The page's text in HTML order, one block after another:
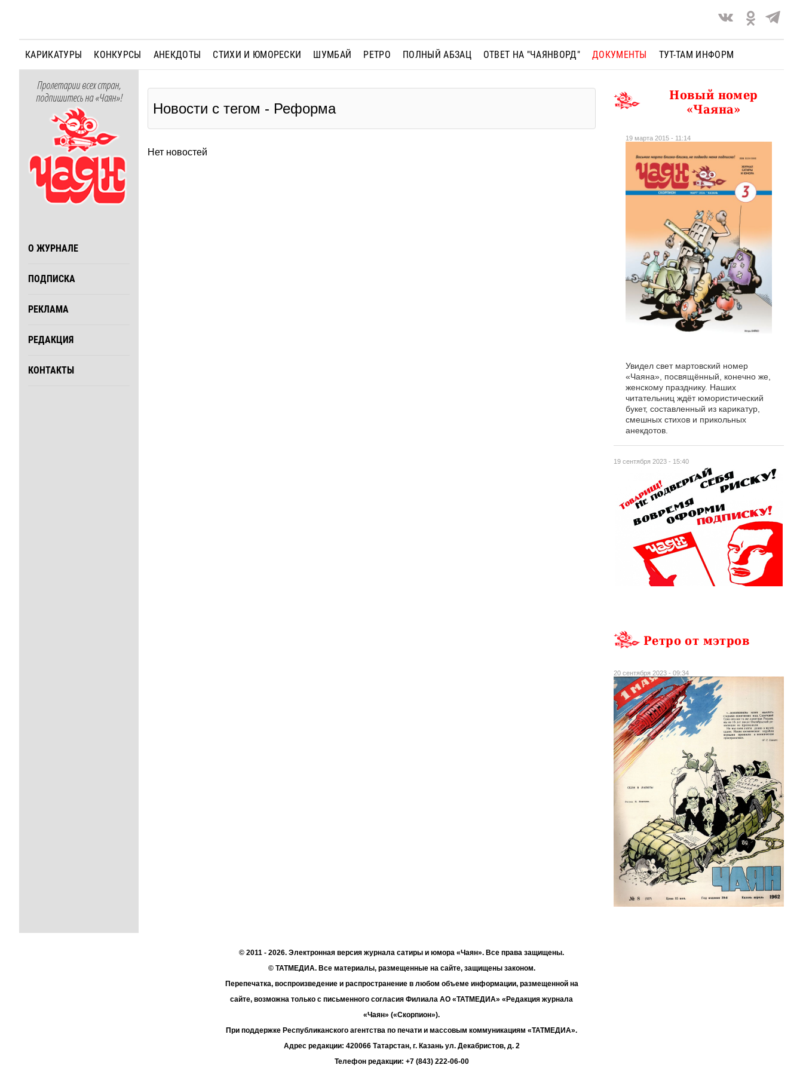
КАРИКАТУРЫ КОНКУРСЫ АНЕКДОТЫ СТИХИ И ЮМОРЕСКИ ШУМБАЙ РЕТРО ПОЛНЫЙ АБЗАЦ ОТВЕТ НА "ЧАЯНВОРД" ДОКУМЕНТЫ ТУТ-ТАМ ИНФОРМ
Пролетарии всех стран,
подпишитесь на «Чаян»!
О ЖУРНАЛЕ
ПОДПИСКА
РЕКЛАМА
РЕДАКЦИЯ
КОНТАКТЫ
Новости с тегом - Реформа
Нет новостей
19 сентября 2023 - 15:40
Новый номер
«Чаяна»
19 марта 2015 - 11:14
Увидел свет мартовский номер
«Чаяна», посвящённый, конечно же,
женскому празднику. Наших
читательниц ждёт юмористический
букет, составленный из карикатур,
смешных стихов и прикольных
анекдотов.
Ретро от мэтров
20 сентября 2023 - 09:34
© 2011 - 2026. Электронная версия журнала сатиры и юмора «Чаян». Все права защищены.
© ТАТМЕДИА. Все материалы, размещенные на сайте, защищены законом.
Перепечатка, воспроизведение и распространение в любом объеме информации, размещенной на
сайте, возможна только с письменного согласия Филиала АО «ТАТМЕДИА» «Редакция журнала
«Чаян» («Скорпион»).
При поддержке Республиканского агентства по печати и массовым коммуникациям «ТАТМЕДИА».
Адрес редакции: 420066 Татарстан, г. Казань ул. Декабристов, д. 2
Телефон редакции: +7 (843) 222-06-00